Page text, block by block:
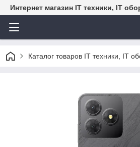
Интернет магазин IT техники, IT
Каталог товаров IT техники, IT